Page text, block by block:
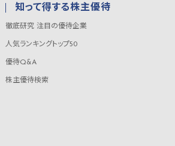
知って得する株主優待
徹底研究 注目の優待企業
人気ランキングトップ50
優待Q&A
株主優待検索